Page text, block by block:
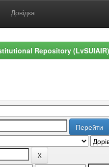
Довідка
Repository (LvSUIAIR)